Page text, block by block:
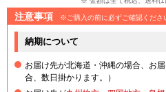
注意事項 ※ご購入の前に必ずご確認くださ
納期について
お届け先が北海道・沖縄の場合、お
合、数日掛かります。）